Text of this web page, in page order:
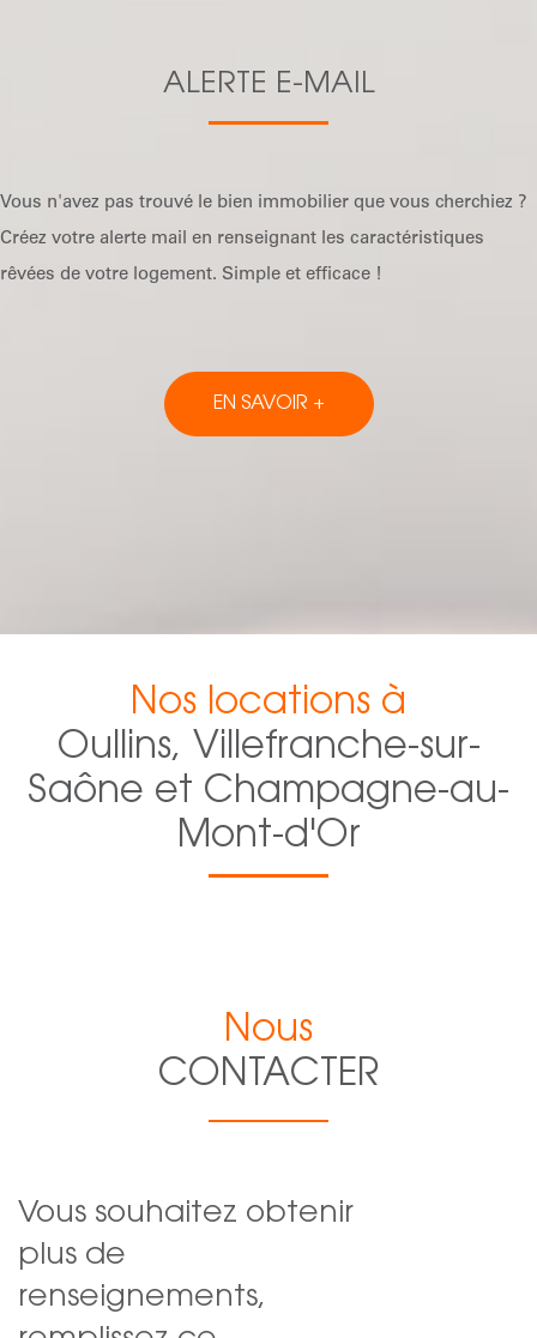
ALERTE E-MAIL
Vous n'avez pas trouvé le bien immobilier que vous cherchiez ?
Créez votre alerte mail en renseignant les caractéristiques
rêvées de votre logement. Simple et efficace !
EN SAVOIR +
Nos locations à
Oullins, Villefranche-sur-
Saône et Champagne-au-
Mont-d'Or
Nous
CONTACTER
Vous souhaitez obtenir
plus de
renseignements,